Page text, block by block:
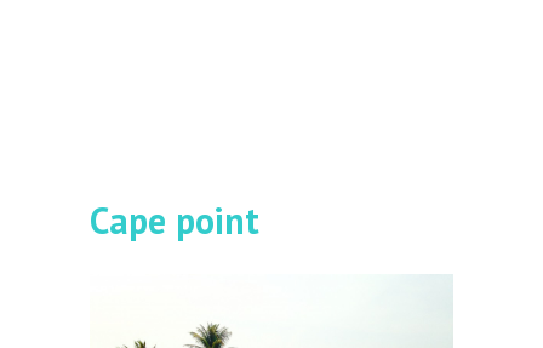
Cape point